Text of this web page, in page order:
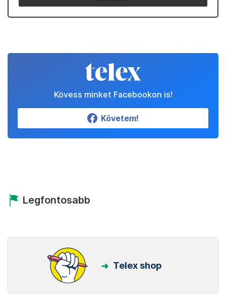
Kövess minket Facebookon is!
Követem!
Legfontosabb
Telex shop